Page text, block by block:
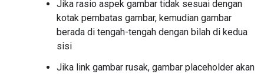
Jika rasio aspek gambar tidak sesuai dengan
kotak pembatas gambar, kemudian gambar
berada di tengah-tengah dengan bilah di kedua
sisi
Jika link gambar rusak, gambar placeholder akan